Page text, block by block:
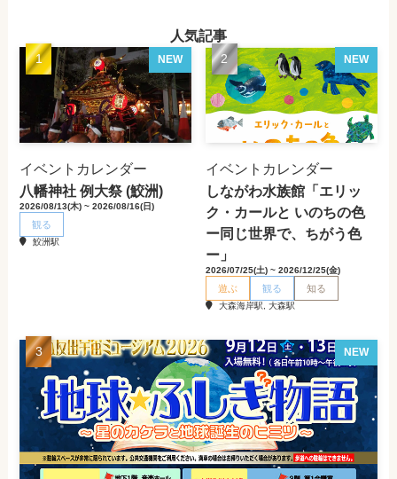
人気記事
NEW
イベントカレンダー
八幡神社 例大祭 (鮫洲)
2026/08/13(木) ~ 2026/08/16(日)
観る
鮫洲駅
NEW
イベントカレンダー
しながわ水族館「エリッ
ク・カールと いのちの色
ー同じ世界で、ちがう色
ー」
2026/07/25(土) ~ 2026/12/25(金)
遊ぶ 観る 知る
大森海岸駅, 大森駅
NEW